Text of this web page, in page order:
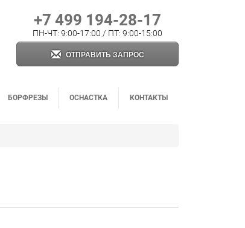
+7 499 194-28-17
ПН-ЧТ: 9:00-17:00 / ПТ: 9:00-15:00
ОТПРАВИТЬ ЗАПРОС
БОРФРЕЗЫ ОСНАСТКА КОНТАКТЫ